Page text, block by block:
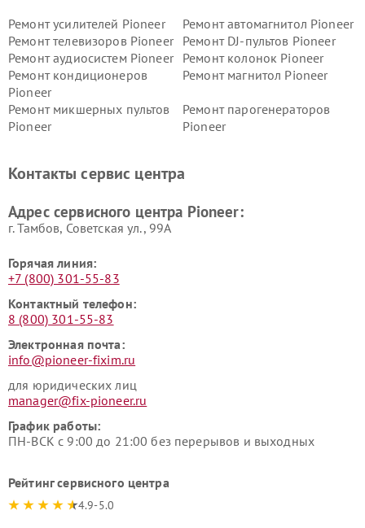
Ремонт усилителей Pioneer
Ремонт автомагнитол Pioneer
Ремонт телевизоров Pioneer
Ремонт DJ-пультов Pioneer
Ремонт аудиосистем Pioneer
Ремонт колонок Pioneer
Ремонт кондиционеров
Pioneer
Ремонт магнитол Pioneer
Ремонт микшерных пультов
Pioneer
Ремонт парогенераторов
Pioneer
Контакты сервис центра
Адрес сервисного центра Pioneer:
г. Тамбов, Советская ул., 99А
Горячая линия:
+7 (800) 301-55-83
Контактный телефон:
8 (800) 301-55-83
Электронная почта:
info@pioneer-fixim.ru
для юридических лиц
manager@fix-pioneer.ru
График работы:
ПН-ВСК с 9:00 до 21:00 без перерывов и выходных
Рейтинг сервисного центра
4.9-5.0